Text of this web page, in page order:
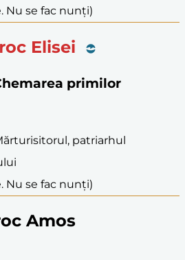
Nu se fac nunți)
Elisei
primilor
patriarhul
Nu se fac nunți)
Amos